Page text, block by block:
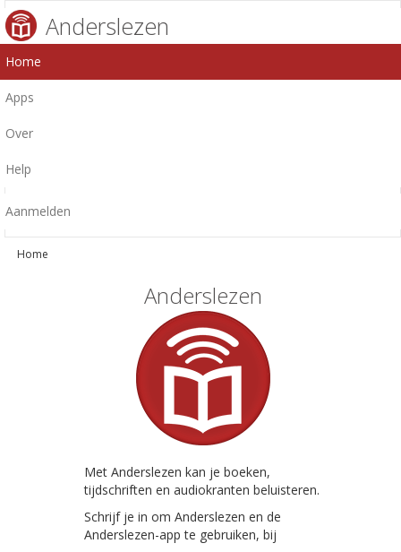
Anderslezen
Home
Apps
Over
Help
Aanmelden
Home
Anderslezen
Met Anderslezen kan je boeken,
tijdschriften en audiokranten beluisteren.
Schrijf je in om Anderslezen en de
Anderslezen-app te gebruiken, bij